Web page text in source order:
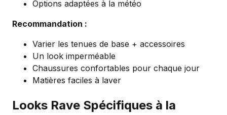
Options adaptées à la météo
Recommandation :
Varier les tenues de base + accessoires
Un look imperméable
Chaussures confortables pour chaque jour
Matières faciles à laver
Looks Rave Spécifiques à la